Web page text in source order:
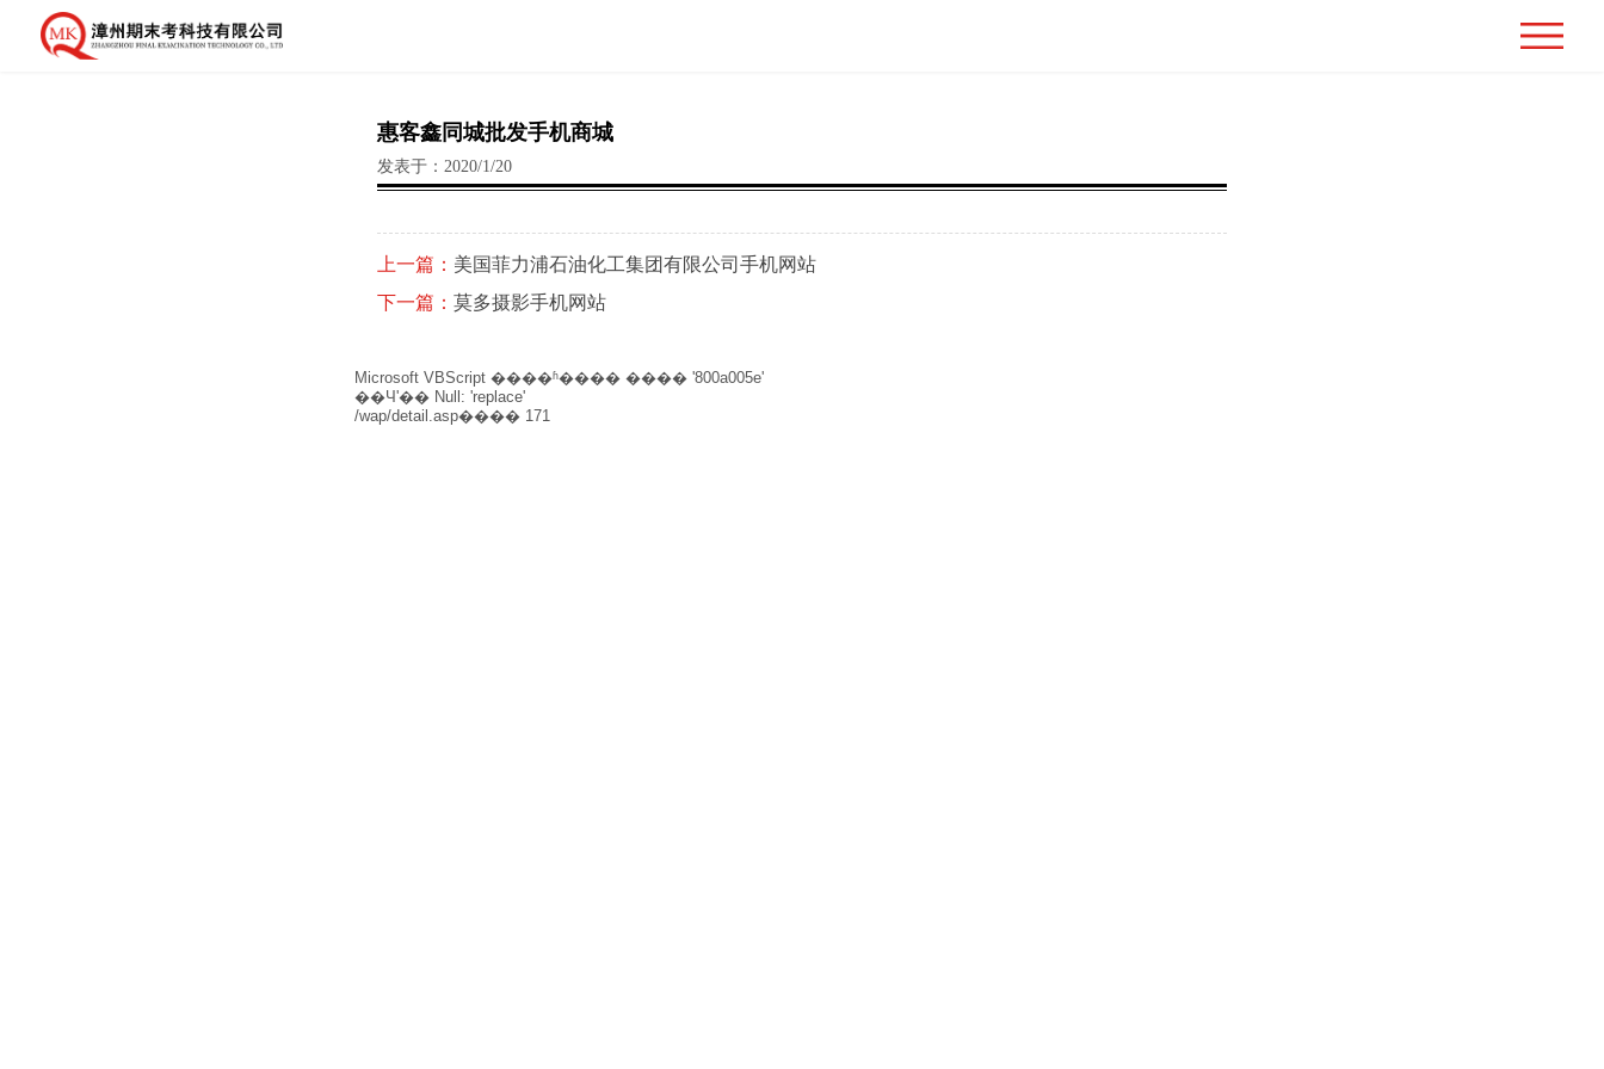
惠客鑫同城批发手机商城
发表于：2020/1/20
上一篇： 美国菲力浦石油化工集团有限公司手机网站
下一篇： 莫多摄影手机网站
Microsoft VBScript ����ʱ���� ���� '800a005e'
��Чʹ�� Null: 'replace'
/wap/detail.asp���� 171